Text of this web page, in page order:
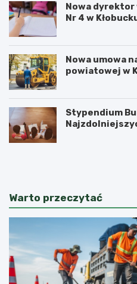
Nowa dyrektor
Nr 4 w
Nowa umowa
powiatowej w
Stypendium
K
c
k
i
F
s
t
i
K
c
c
y
s
n
i
o
Warto przeczytać